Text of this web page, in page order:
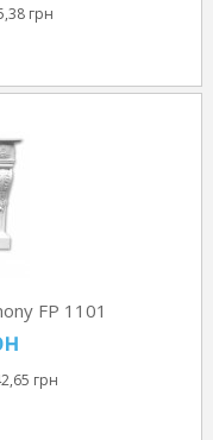
грн
FP 1101
грн